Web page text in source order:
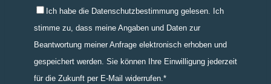
Ich habe die Datenschutzbestimmung gelesen. Ich
stimme zu, dass meine Angaben und Daten zur
Beantwortung meiner Anfrage elektronisch erhoben und
gespeichert werden. Sie können Ihre Einwilligung jederzeit
für die Zukunft per E-Mail widerrufen.*